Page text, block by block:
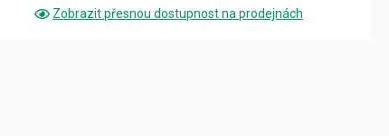
Zobrazit přesnou dostupnost na prodejnách